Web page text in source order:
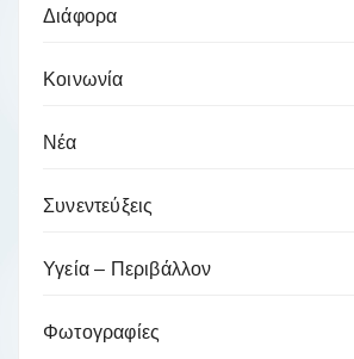
Διάφορα
Κοινωνία
Νέα
Συνεντεύξεις
Υγεία – Περιβάλλον
Φωτογραφίες